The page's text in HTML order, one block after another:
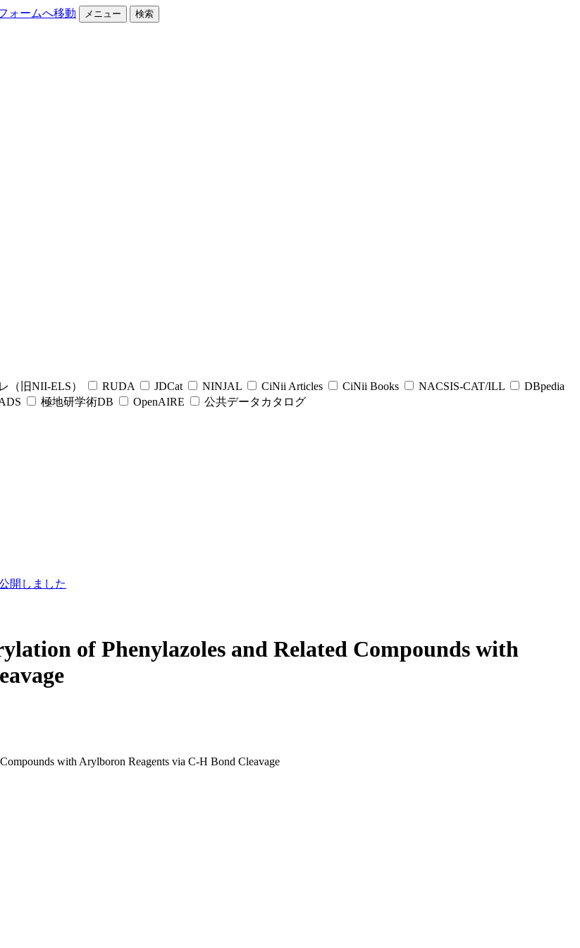
ォームへ移動 メニュー 検索
（旧NII-ELS） RUDA JDCat NINJAL CiNii Articles CiNii Books NACSIS-CAT/ILL
DBpedia
極地研学術DB OpenAIRE 公共データカタログ
開しました
of Phenylazoles and Related Compounds with
with Arylboron Reagents via C-H Bond Cleavage